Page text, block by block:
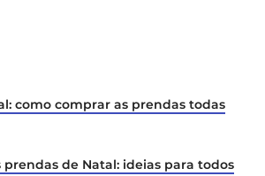
como comprar as prendas todas
prendas de Natal: ideias para todos